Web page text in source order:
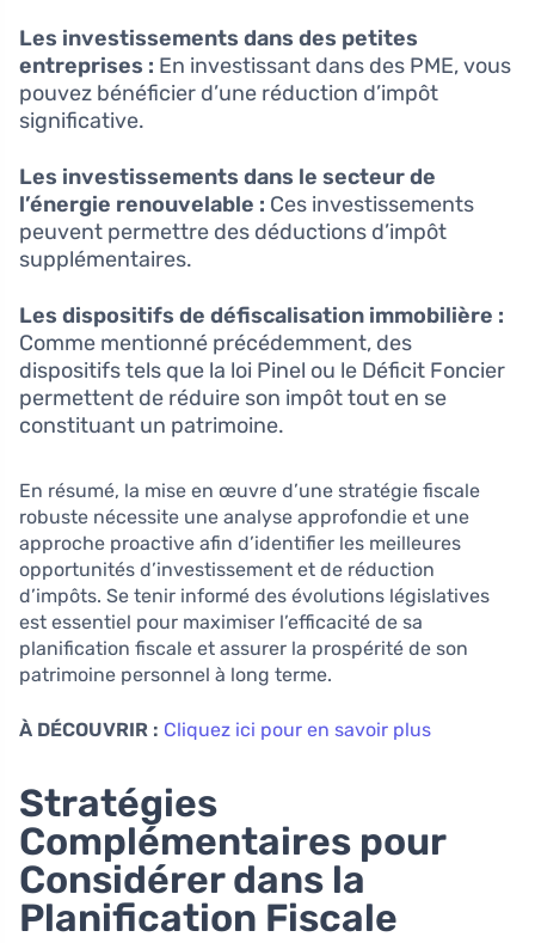
Les investissements dans des petites
entreprises : En investissant dans des PME, vous
pouvez bénéficier d’une réduction d’impôt
significative.
Les investissements dans le secteur de
l’énergie renouvelable : Ces investissements
peuvent permettre des déductions d’impôt
supplémentaires.
Les dispositifs de défiscalisation immobilière :
Comme mentionné précédemment, des
dispositifs tels que la loi Pinel ou le Déficit Foncier
permettent de réduire son impôt tout en se
constituant un patrimoine.
En résumé, la mise en œuvre d’une stratégie fiscale
robuste nécessite une analyse approfondie et une
approche proactive afin d’identifier les meilleures
opportunités d’investissement et de réduction
d’impôts. Se tenir informé des évolutions législatives
est essentiel pour maximiser l’efficacité de sa
planification fiscale et assurer la prospérité de son
patrimoine personnel à long terme.
À DÉCOUVRIR : Cliquez ici pour en savoir plus
Stratégies
Complémentaires pour
Considérer dans la
Planification Fiscale